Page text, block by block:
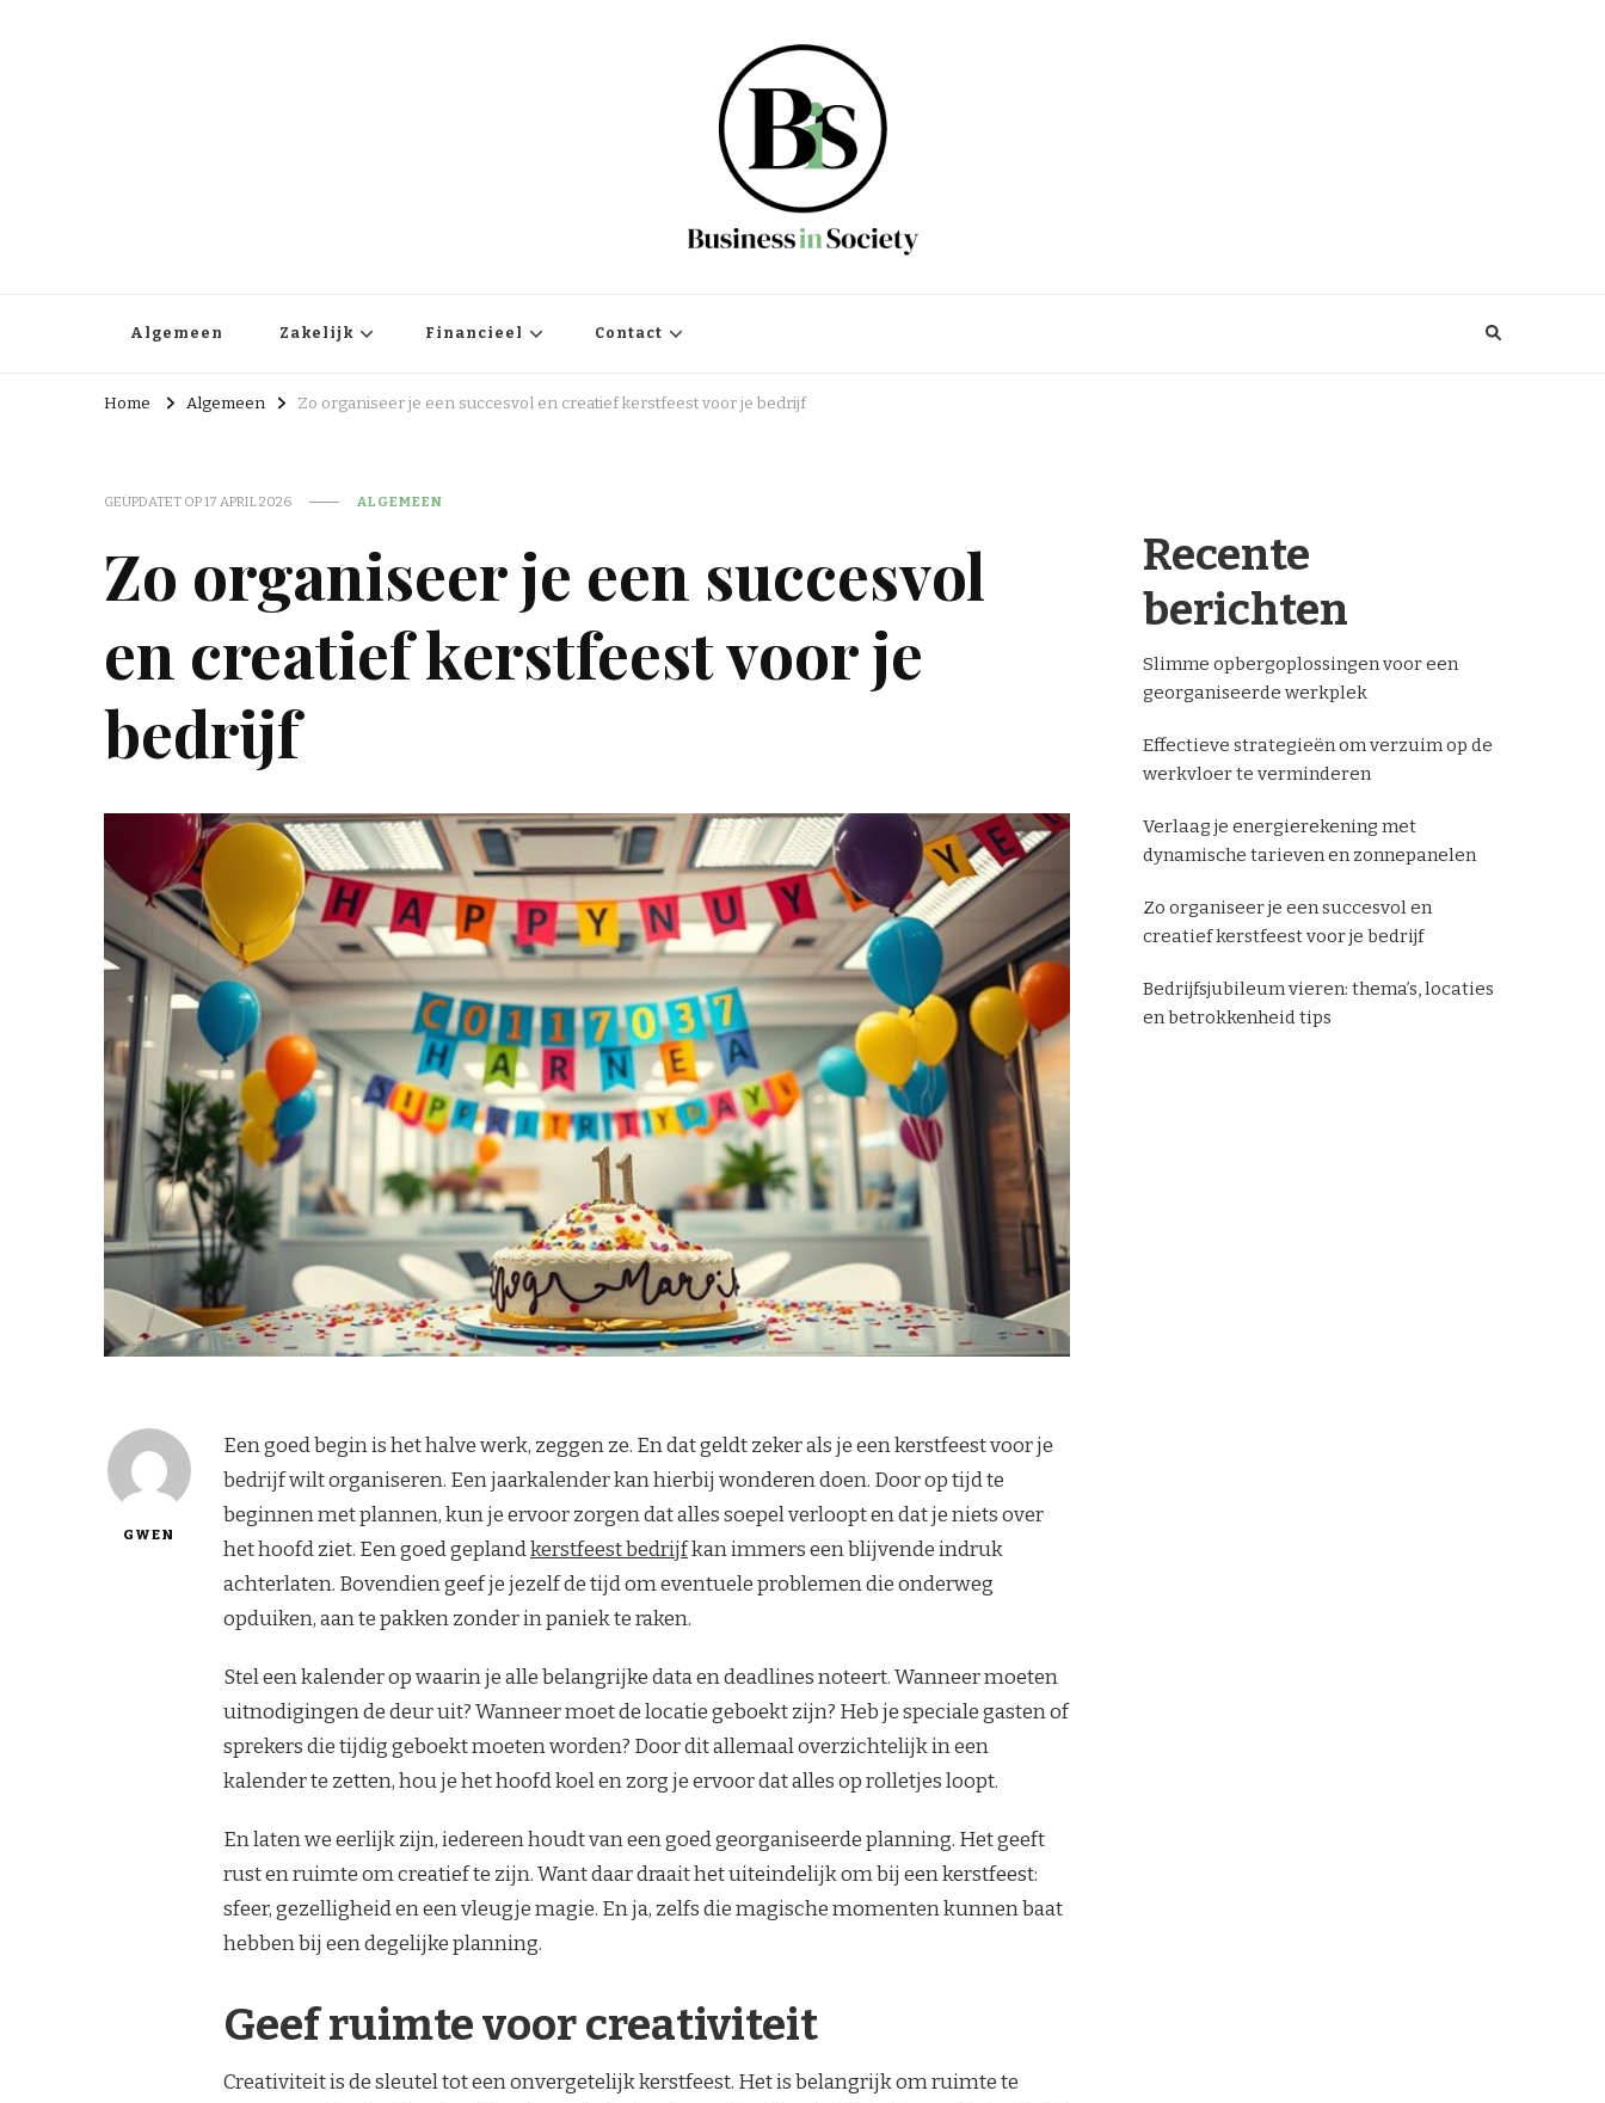
Algemeen Zakelijk Financieel Contact
Home Algemeen Zo organiseer je een succesvol en creatief kerstfeest voor je bedrijf
GEÜPDATET OP17 APRIL 2026 ALGEMEEN
Zo organiseer je een succesvol
en creatief kerstfeest voor je
bedrijf
GWEN
Een goed begin is het halve werk, zeggen ze. En dat geldt zeker als je een kerstfeest voor je
bedrijf wilt organiseren. Een jaarkalender kan hierbij wonderen doen. Door op tijd te
beginnen met plannen, kun je ervoor zorgen dat alles soepel verloopt en dat je niets over
het hoofd ziet. Een goed geplandkerstfeest bedrijfkan immers een blijvende indruk
achterlaten. Bovendien geef je jezelf de tijd om eventuele problemen die onderweg
opduiken, aan te pakken zonder in paniek te raken.
Stel een kalender op waarin je alle belangrijke data en deadlines noteert. Wanneer moeten
uitnodigingen de deur uit? Wanneer moet de locatie geboekt zijn? Heb je speciale gasten of
sprekers die tijdig geboekt moeten worden? Door dit allemaal overzichtelijk in een
kalender te zetten, hou je het hoofd koel en zorg je ervoor dat alles op rolletjes loopt.
En laten we eerlijk zijn, iedereen houdt van een goed georganiseerde planning. Het geeft
rust en ruimte om creatief te zijn. Want daar draait het uiteindelijk om bij een kerstfeest:
sfeer, gezelligheid en een vleugje magie. En ja, zelfs die magische momenten kunnen baat
hebben bij een degelijke planning.
Geef ruimte voor creativiteit
Creativiteit is de sleutel tot een onvergetelijk kerstfeest. Het is belangrijk om ruimte te
Recente
berichten
Slimme opbergoplossingen voor een
georganiseerde werkplek
Effectieve strategieën om verzuim op de
werkvloer te verminderen
Verlaag je energierekening met
dynamische tarieven en zonnepanelen
Zo organiseer je een succesvol en
creatief kerstfeest voor je bedrijf
Bedrijfsjubileum vieren: thema’s, locaties
en betrokkenheid tips